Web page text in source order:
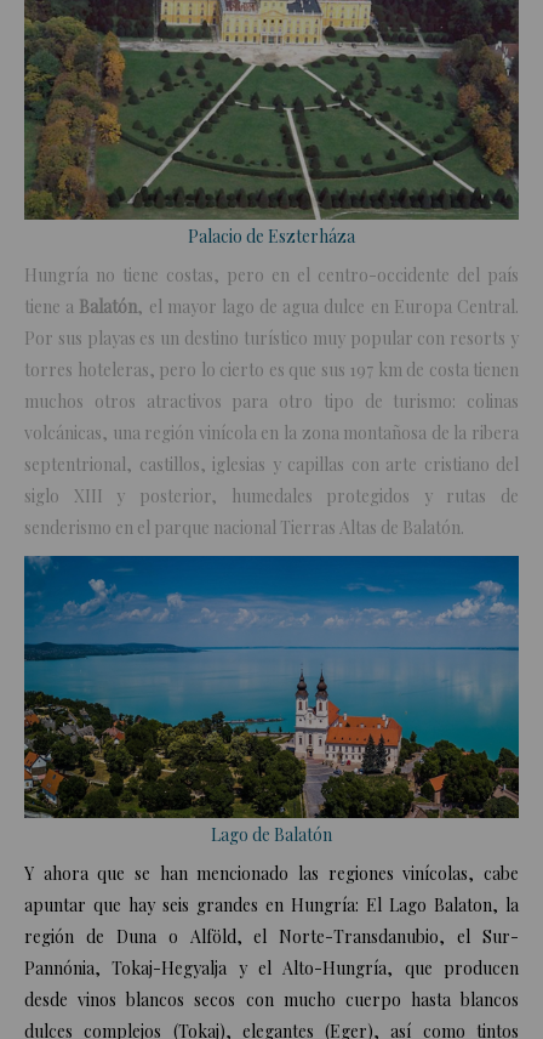
Palacio de Eszterháza
Hungría no tiene costas, pero en el centro-occidente del país
tiene a Balatón, el mayor lago de agua dulce en Europa Central.
Por sus playas es un destino turístico muy popular con resorts y
torres hoteleras, pero lo cierto es que sus 197 km de costa tienen
muchos otros atractivos para otro tipo de turismo: colinas
volcánicas, una región vinícola en la zona montañosa de la ribera
septentrional, castillos, iglesias y capillas con arte cristiano del
siglo XIII y posterior, humedales protegidos y rutas de
senderismo en el parque nacional Tierras Altas de Balatón.
Lago de Balatón
Y ahora que se han mencionado las regiones vinícolas, cabe
apuntar que hay seis grandes en Hungría: El Lago Balaton, la
región de Duna o Alföld, el Norte-Transdanubio, el Sur-
Pannónia, Tokaj-Hegyalja y el Alto-Hungría, que producen
desde vinos blancos secos con mucho cuerpo hasta blancos
dulces complejos (Tokaj), elegantes (Eger), así como tintos